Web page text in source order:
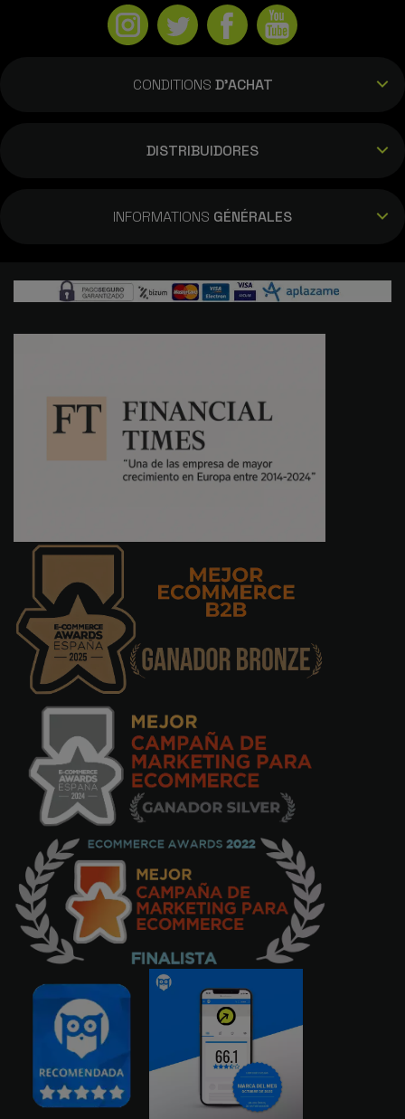
conditions requises. - 6GB/256GB, Noir
Excellent état
CONDITIONS D'ACHAT
DISTRIBUIDORES
INFORMATIONS GÉNÉRALES